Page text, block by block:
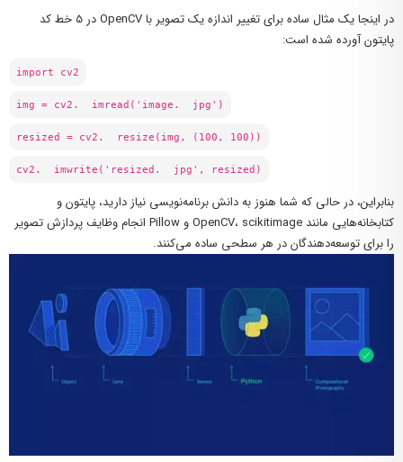
در اینجا یک مثال ساده برای تغییر اندازه یک تصویر با OpenCV در 5 خط کد
پایتون آورده شده است:
import cv2
img = cv2. imread('image. jpg')
resized = cv2. resize(img, (100, 100))
cv2. imwrite('resized. jpg', resized)
بنابراین، در حالی که شما هنوز به دانش برنامه‌نویسی نیاز دارید، پایتون و
کتابخانه‌هایی مانند OpenCV، scikitimage و Pillow انجام وظایف پردازش تصویر
را برای توسعه‌دهندگان در هر سطحی ساده می‌کنند.